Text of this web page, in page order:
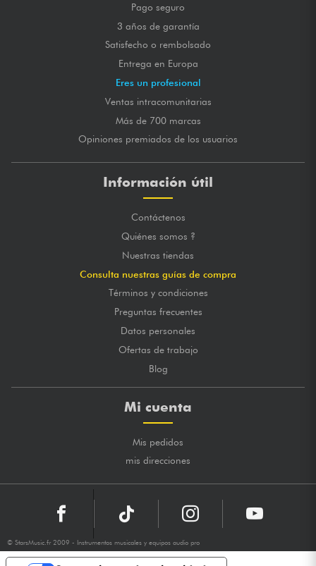
Pago seguro
3 años de garantía
Satisfecho o rembolsado
Entrega en Europa
Eres un profesional
Ventas intracomunitarias
Más de 700 marcas
Opiniones premiados de los usuarios
Información útil
Contáctenos
Quiénes somos ?
Nuestras tiendas
Consulta nuestras guías de compra
Términos y condiciones
Preguntas frecuentes
Datos personales
Ofertas de trabajo
Blog
Mi cuenta
Mis pedidos
mis direcciones
© StarsMusic.fr 2009 - Instrumentos musicales y equipos audio pro